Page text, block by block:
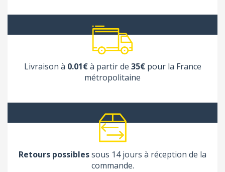
Livraison à 0.01€à partir de 35€pour la France
métropolitaine
Retours possiblessous 14 jours à réception de la
commande.